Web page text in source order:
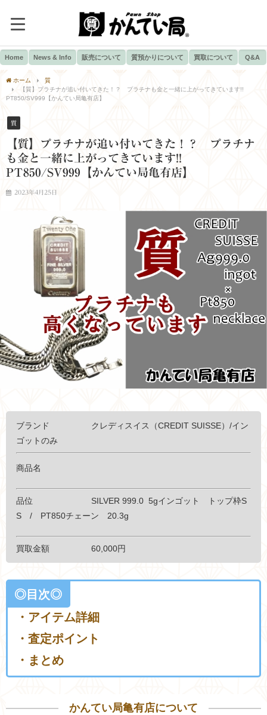
Home News & Info 販売について 質預かりについて 買取について Q&A
ホーム
質
【質】プラチナが追い付いてきた！？ プラチナも金と一緒に上がってきています!!
PT850/SV999【かんてい局亀有店】
質
【質】プラチナが追い付いてきた！？ プラチナ
も金と一緒に上がってきています!!
PT850/SV999【かんてい局亀有店】
2023年4月25日
ブランド クレディスイス（CREDIT SUISSE）/イン
ゴットのみ
商品名
品位 SILVER 999.0 5gインゴット トップ枠S
S / PT850チェーン 20.3g
買取金額 60 ,000円
◎目次◎
・アイテム詳細
・査定ポイント
・まとめ
かんてい局亀有店について